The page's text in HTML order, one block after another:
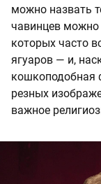
можно назвать
чавинцев
которых часто
ягуаров — и,
кошкоподобная
резных
важное